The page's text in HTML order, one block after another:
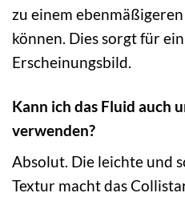
zu einem
können. Dies sorgt für
Erscheinungsbild.
Kann ich das Fluid auch
verwenden?
Absolut. Die leichte und
Textur macht das